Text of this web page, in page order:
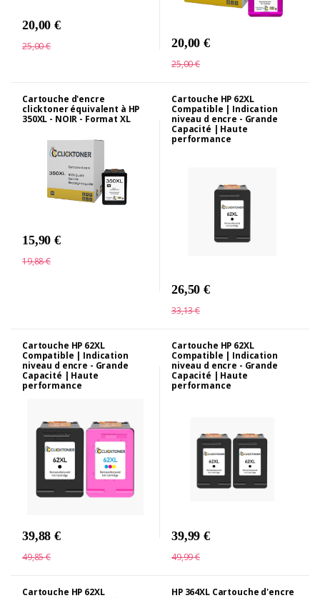
20,00 €
25,00 € 20,00 €
25,00 €
Cartouche d'encre
clicktoner équivalent à HP
350XL - NOIR - Format XL
15,90 €
19,88 €
Cartouche HP 62XL
Compatible | Indication
niveau d encre - Grande
Capacité | Haute
performance
26,50 €
33,13 €
Cartouche HP 62XL
Compatible | Indication
niveau d encre - Grande
Capacité | Haute
performance
39,88 €
49,85 €
Cartouche HP 62XL
Compatible | Indication
niveau d encre - Grande
Capacité | Haute
performance
39,99 €
49,99 €
Cartouche HP 62XL
HP 364XL Cartouche d'encre